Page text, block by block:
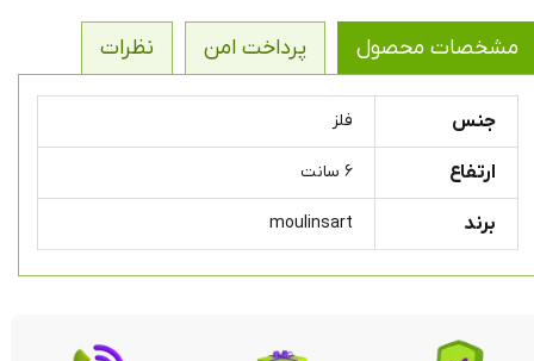
مشخصات محصول پرداخت امن نظرات
جنس فلز
ارتفاع ۶ سانت
برند moulinsart